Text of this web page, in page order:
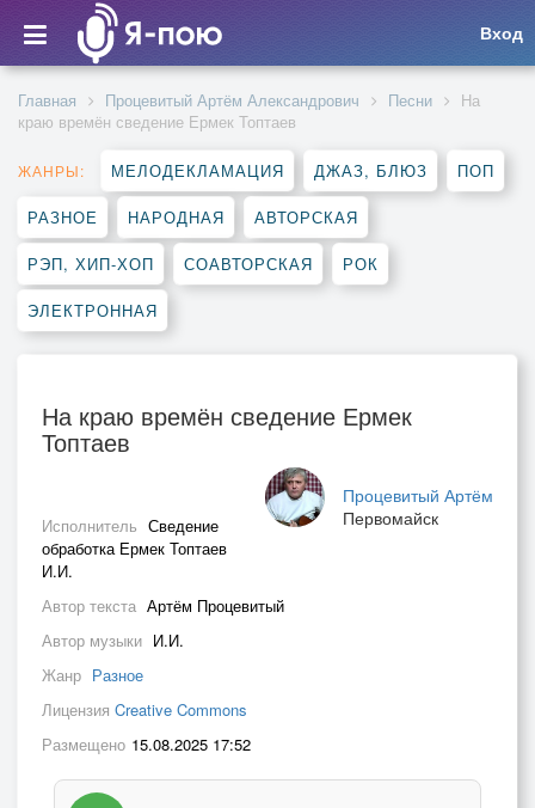
Вход
Главная Процевитый Артём Александрович Песни
На
краю времён сведение Ермек Топтаев
ЖАНРЫ: МЕЛОДЕКЛАМАЦИЯ ДЖАЗ, БЛЮЗ ПОП
РАЗНОЕ НАРОДНАЯ АВТОРСКАЯ
РЭП, ХИП-ХОП СОАВТОРСКАЯ РОК
ЭЛЕКТРОННАЯ
На краю времён сведение Ермек
Топтаев
Процевитый Артём
Первомайск
Исполнитель Сведение
обработка Ермек Топтаев
И.И.
Автор текста Артём Процевитый
Автор музыки И.И.
Жанр Разное
Лицензия Creative Commons
Размещено 15.08.2025 17:52